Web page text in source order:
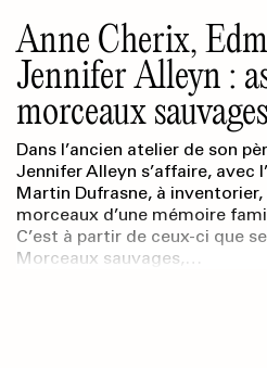
Anne Cherix,
Jennifer Alleyn :
morceaux sauvages
Dans l’ancien atelier de son
Jennifer Alleyn s’affaire, avec
Martin Dufrasne, à
morceaux d’une mémoire
C’est à partir de ceux-ci que
Morceaux sauvages,…